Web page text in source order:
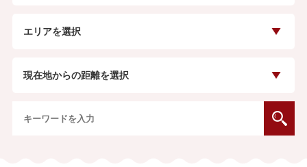
エリアを選択
現在地からの距離を選択